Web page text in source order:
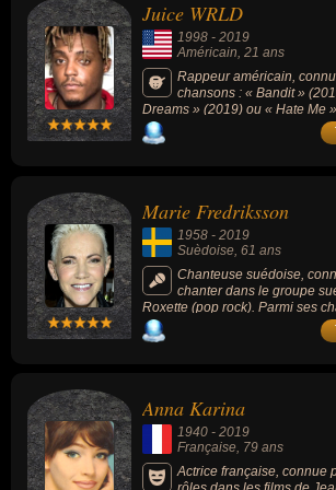
Juice WRLD
1998 - 2019
Américain, 21 ans
Rappeur américain,
chansons : « Bandit »
Dreams » (2019) ou « Hate Me
Marie Fredriksson
1958 - 2019
Suèdoise , 61 ans
Chanteuse suédoise,
chanter dans le groupe
Roxette (pop rock). Parmi ses
connues : « It Must Have Been
ou « The Look » (1988).
Anna Karina
1940 - 2019
Française, 79 ans
Actrice française, connue